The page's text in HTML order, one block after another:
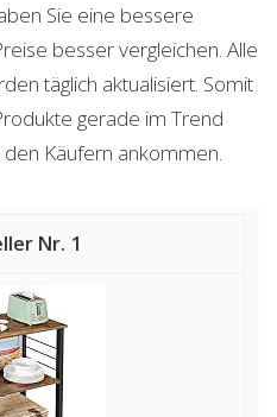
Sie eine bessere
besser vergleichen. Alle
täglich aktualisiert. Somit
gerade im Trend
Käufern ankommen.
1